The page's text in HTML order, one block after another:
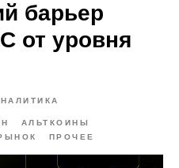
барьер
от уровня
АЛЬТКОИНЫ
ПРОЧЕЕ